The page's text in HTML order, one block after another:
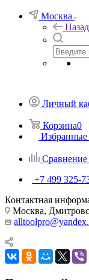
Москва
Назад
Личный
Корзина0
Избранные
Сравнение
+7 499 325-
Контактная
Москва,